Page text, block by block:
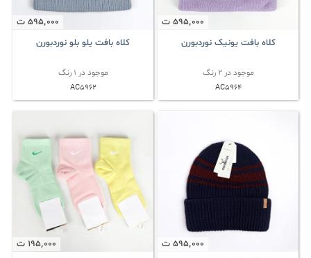
595٬000 ت
کلاه بافت یونیک نوردبورن
موجود در 2 رنگ
AC5964
595٬000 ت
کلاه بافت یلو بلو نوردبورن
موجود در 1 رنگ
AC5962
595٬000 ت
195٬000 ت